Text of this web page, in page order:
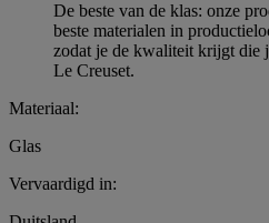
De beste van de klas: onze
beste materialen in
zodat je de kwaliteit krijgt die
Le Creuset.
Materiaal:
Glas
Vervaardigd in: